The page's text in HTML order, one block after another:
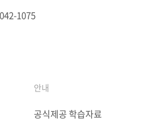
1075
안내
공식제공 학습자료